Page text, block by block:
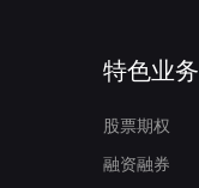
阶段）的通知
特色业务
股票期权
融资融券